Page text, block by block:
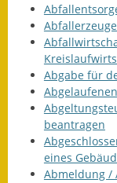
Abgabe für
beantragen
eines
Abmeldung /